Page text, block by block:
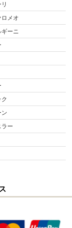
ロメオ
ーニ
ン
ラー